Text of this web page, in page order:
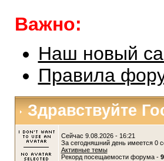
Важно:
Наш новый
Правила
Здравствуйте
Сейчас 9.08.2026 - 16:21
За сегодняшний день имеется 0
Активные темы
Рекорд посещаемости форума -